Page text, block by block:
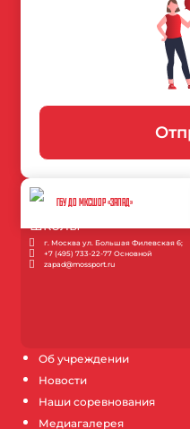
Об учреждении
Новости
Наши соревнования
Медиагалерея
ГБУ ДО МКСШОР «ЗАПАД»
г. Москва ул. Большая Филевская 6;
+7 (495) 733-22-77 Основной
zapad@mossport.ru